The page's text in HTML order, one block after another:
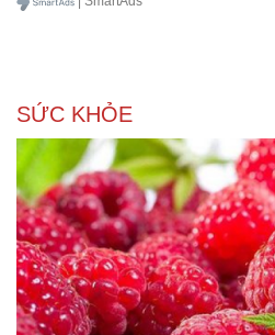
Văn học
Âm nhạc
Di sản
Các chỉ số quảng cáo trong
SmartAds
Thông qua các chỉ số này, thương
tương tác, hiệu quả chi phí.
| SmartAds